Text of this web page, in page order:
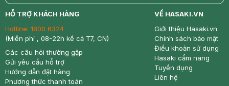
return nowfree price
HỖ TRỢ KHÁCH HÀNG
Hotline: 1800 6324
(Miễn phí , 08-22h kể cả T7, CN)
Các câu hỏi thường gặp
Gửi yêu cầu hỗ trợ
Hướng dẫn đặt hàng
Phương thức thanh toán
VỀ HASAKI.VN
Giới thiệu Hasaki.vn
Chính sách bảo mật
Điều khoản sử dụng
Hasaki cẩm nang
Tuyển dụng
Liên hệ